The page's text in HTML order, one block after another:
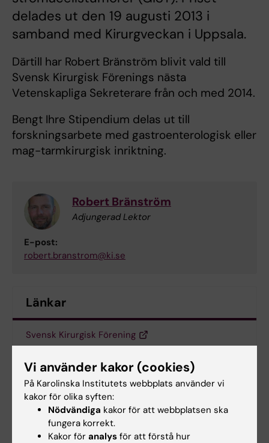
delades ut den 19 augusti 2013 i
samband med Kirurgveckan i Uppsala.
Därtill har Robert Bränström blivit vald till
Svensk Kirurgisk Förenings nästa
Vetenskapliga Sekreterare från och med 2014.
Bengt Ihre Stipendium delas ut till
forskningsarbete med gastroenterologisk eller
mag-tarmkirurgisk inriktning.
Robert Bränström
Adjungerad Lektor
E-post:
robert.branstrom@ki.se
Länkar
Svensk Kirurgisk Förening
Uppdaterad av:
Lilian Pagrot 2020-09-18
Vi använder kakor (cookies)
På Karolinska Institutets webbplats använder vi
kakor för olika syften:
Nödvändiga kakor för att webbplatsen ska
fungera korrekt.
Kakor för analys för att förstå hur